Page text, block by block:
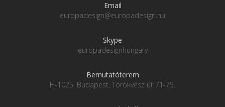
Email
europadesign@europadesign.hu
Skype
europadesignhungary
Bemutatóterem
H-1025, Budapest, Törökvész út 71-75.